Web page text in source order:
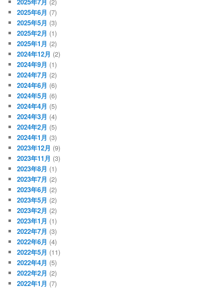
2025年6月 (7)
2025年5月 (3)
2025年2月 (1)
2025年1月 (2)
2024年12月 (2)
2024年9月 (1)
2024年7月 (2)
2024年6月 (6)
2024年5月 (6)
2024年4月 (5)
2024年3月 (4)
2024年2月 (5)
2024年1月 (3)
2023年12月 (9)
2023年11月 (3)
2023年8月 (1)
2023年7月 (2)
2023年6月 (2)
2023年5月 (2)
2023年2月 (2)
2023年1月 (1)
2022年7月 (3)
2022年6月 (4)
2022年5月 (11)
2022年4月 (5)
2022年2月 (2)
2022年1月 (7)